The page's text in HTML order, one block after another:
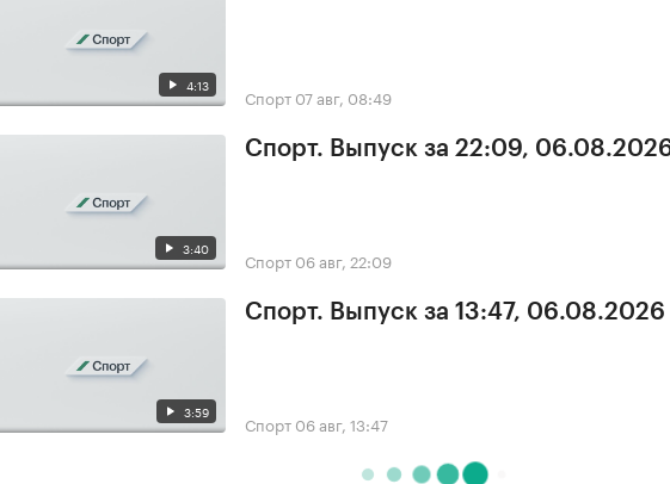
4:13 Спорт 07 авг, 08:49
3:40
Спорт. Выпуск за 22:09,
Спорт 06 авг, 22:09
3:59
Спорт. Выпуск за 13:47, 06.08.2026
Спорт 06 авг, 13:47